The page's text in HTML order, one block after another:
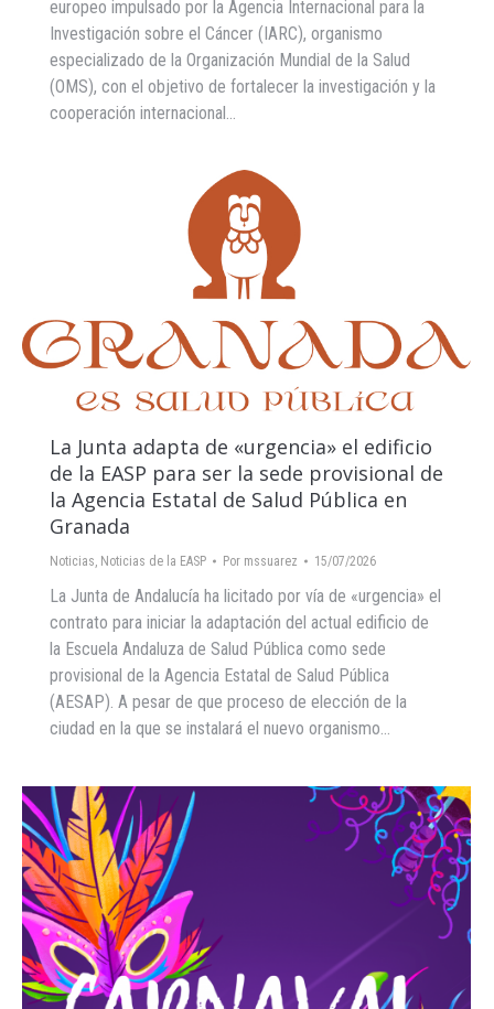
europeo impulsado por la Agencia Internacional para la
Investigación sobre el Cáncer (IARC), organismo
especializado de la Organización Mundial de la Salud
(OMS), con el objetivo de fortalecer la investigación y la
cooperación internacional…
La Junta adapta de «urgencia» el edificio
de la EASP para ser la sede provisional de
la Agencia Estatal de Salud Pública en
Granada
Noticias, Noticias de la EASP Por mssuarez 15/07/2026
La Junta de Andalucía ha licitado por vía de «urgencia» el
contrato para iniciar la adaptación del actual edificio de
la Escuela Andaluza de Salud Pública como sede
provisional de la Agencia Estatal de Salud Pública
(AESAP). A pesar de que proceso de elección de la
ciudad en la que se instalará el nuevo organismo…